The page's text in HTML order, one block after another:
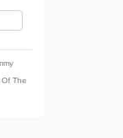
The